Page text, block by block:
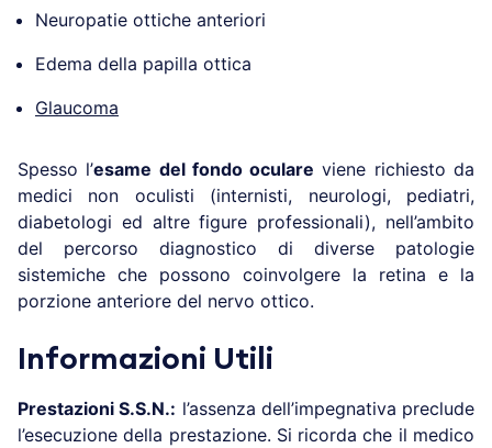
Neuropatie ottiche anteriori
Edema della papilla ottica
Glaucoma
Spesso l’esame del fondo oculare viene richiesto da
medici non oculisti (internisti, neurologi, pediatri,
diabetologi ed altre figure professionali), nell’ambito
del percorso diagnostico di diverse patologie
sistemiche che possono coinvolgere la retina e la
porzione anteriore del nervo ottico.
Informazioni Utili
Prestazioni S.S.N.: l’assenza dell’impegnativa preclude
l’esecuzione della prestazione. Si ricorda che il medico